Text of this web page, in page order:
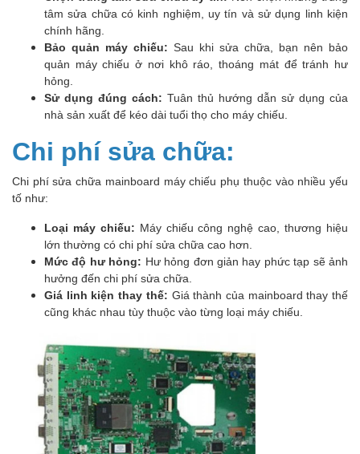
tâm sửa chữa có kinh nghiệm, uy tín và sử dụng linh kiện
chính hãng.
Bảo quản máy chiếu: Sau khi sửa chữa, bạn nên bảo
quản máy chiếu ở nơi khô ráo, thoáng mát để tránh hư
hỏng.
Sử dụng đúng cách: Tuân thủ hướng dẫn sử dụng của
nhà sản xuất để kéo dài tuổi thọ cho máy chiếu.
Chi phí sửa chữa:
Chi phí sửa chữa mainboard máy chiếu phụ thuộc vào nhiều yếu
tố như:
Loại máy chiếu: Máy chiếu công nghệ cao, thương hiệu
lớn thường có chi phí sửa chữa cao hơn.
Mức độ hư hỏng: Hư hỏng đơn giản hay phức tạp sẽ ảnh
hưởng đến chi phí sửa chữa.
Giá linh kiện thay thế: Giá thành của mainboard thay thế
cũng khác nhau tùy thuộc vào từng loại máy chiếu.